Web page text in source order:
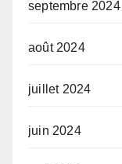
septembre 2024
août 2024
juillet 2024
juin 2024